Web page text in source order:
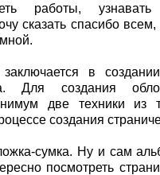
работы,
сказать спасибо всем,
в
Для создания
две техники из
создания
сумка. Ну и сам
посмотреть